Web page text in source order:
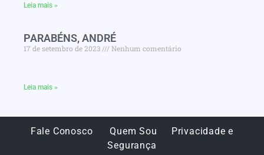
Leia mais »
PARABÉNS, ANDRÉ
17 de setembro de 2023 Nenhum comentário
Leia mais »
Fale Conosco Quem Sou
Privacidade e
Segurança